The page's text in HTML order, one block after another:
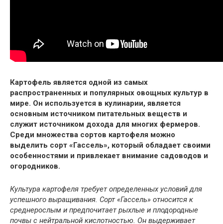
Картофель является одной из самых
распространенных и популярных овощных культур в
мире. Он используется в кулинарии, является
основным источником питательных веществ и
служит источником дохода для многих фермеров.
Среди множества сортов картофеля можно
выделить сорт «Гассель», который обладает своими
особенностями и привлекает внимание садоводов и
огородников.
Культура картофеля требует определенных условий для
успешного выращивания. Сорт «Гассель» относится к
среднерослым и предпочитает рыхлые и плодородные
почвы с нейтральной кислотностью. Он выдерживает